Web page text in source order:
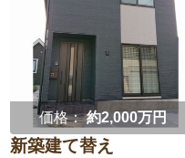
価格：約2,000万円
新築建て替え